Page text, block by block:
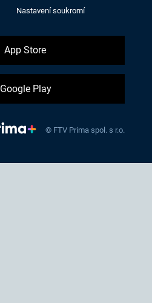
Nastavení soukromí
App Store
Google Play
© FTV Prima spol. s r.o.